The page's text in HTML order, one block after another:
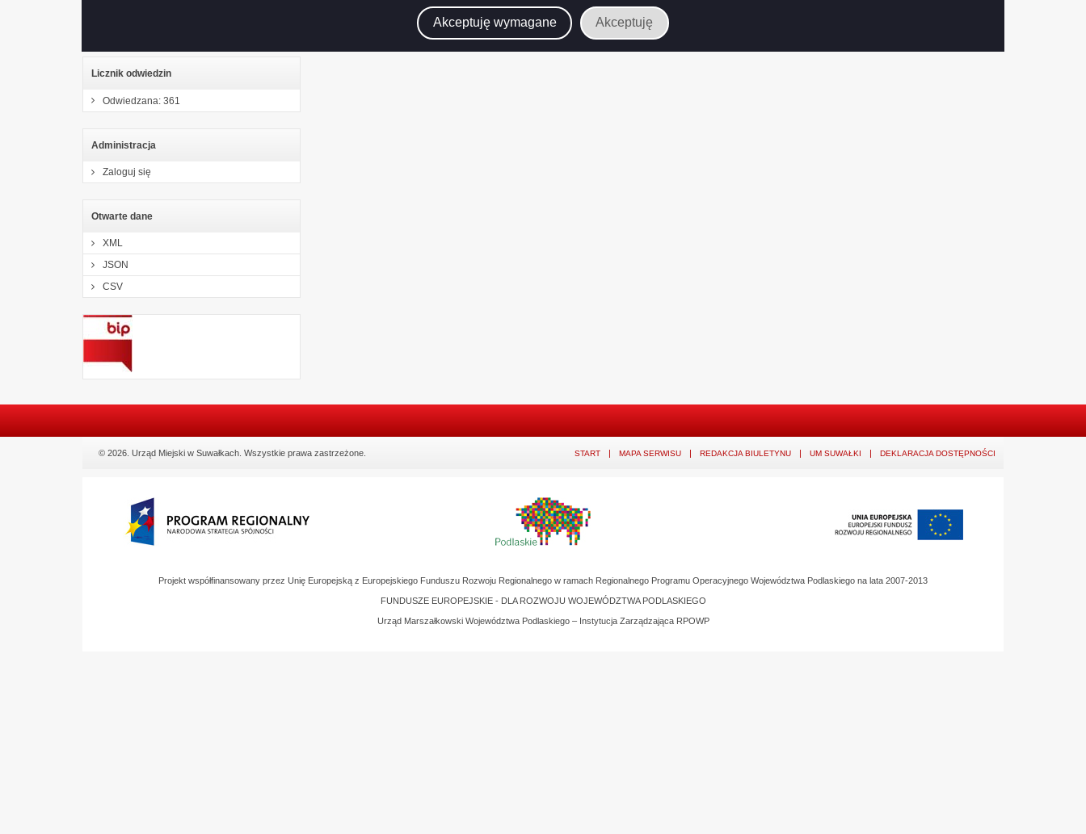
Akceptuję wymagane Akceptuję
Licznik odwiedzin
Odwiedzana: 361
Administracja
Zaloguj się
Otwarte dane
XML
JSON
CSV
© 2026. Urząd Miejski w Suwałkach. Wszystkie prawa zastrzeżone. START MAPA SERWISU REDAKCJA BIULETYNU UM SUWAŁKI DEKLARACJA DOSTĘPNOŚCI
Projekt współfinansowany przez Unię Europejską z Europejskiego Funduszu Rozwoju Regionalnego w ramach Regionalnego Programu Operacyjnego Województwa Podlaskiego na lata 2007-2013
FUNDUSZE EUROPEJSKIE - DLA ROZWOJU WOJEWÓDZTWA PODLASKIEGO
Urząd Marszałkowski Województwa Podlaskiego – Instytucja Zarządzająca RPOWP